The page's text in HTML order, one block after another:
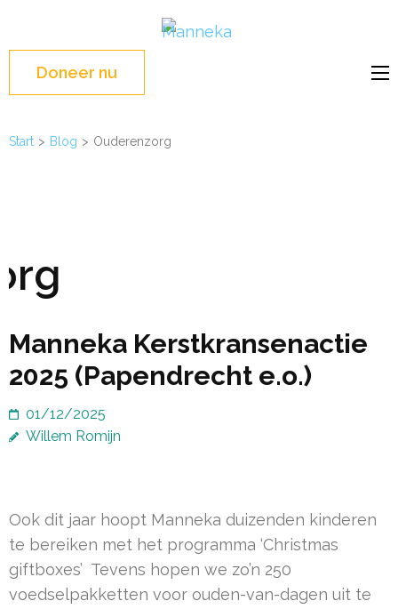
Doneer nu
Start > Blog > Ouderenzorg
Manneka Kerstkransenactie
2025 (Papendrecht e.o.)
01/12/2025
Willem Romijn
Ook dit jaar hoopt Manneka duizenden kinderen
te bereiken met het programma ‘Christmas
giftboxes’ Tevens hopen we zo’n 250
voedselpakketten voor ouden-van-dagen uit te